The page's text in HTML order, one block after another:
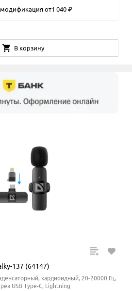
модификация от1 040 ₽
В корзину
137 (64147)
кардиоидный, 20-20000 Гц,
USB Type-C, Lightning